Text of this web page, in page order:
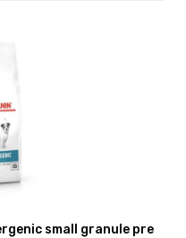
small granule pre